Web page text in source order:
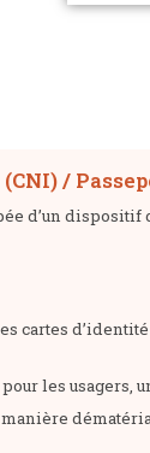
/
d’un dispositif
cartes
les usagers,